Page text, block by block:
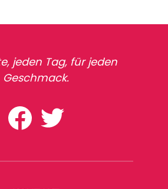
jeden Tag, für jeden
Geschmack.